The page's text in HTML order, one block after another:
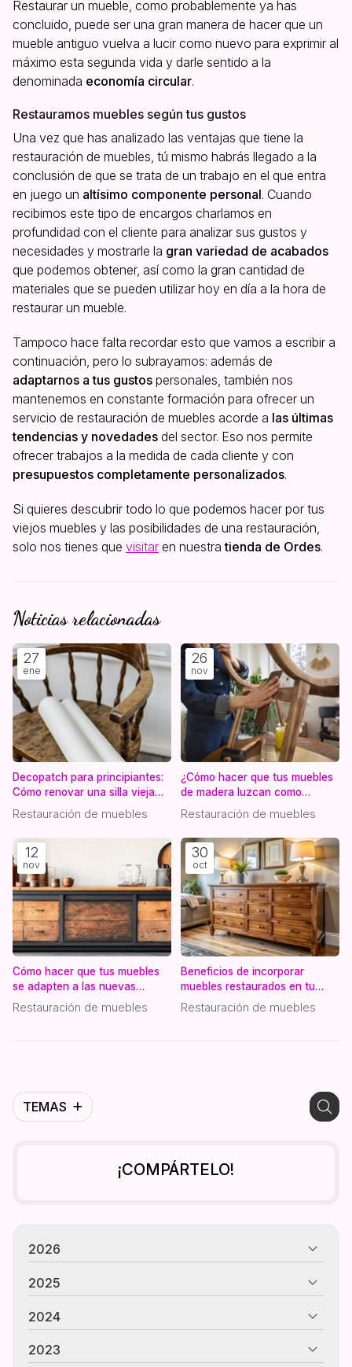
TEMAS
Restaurar un mueble, como probablemente ya has
concluido, puede ser una gran manera de hacer que un
mueble antiguo vuelva a lucir como nuevo para exprimir al
máximo esta segunda vida y darle sentido a la
denominada economía circular.
Restauramos muebles según tus gustos
Una vez que has analizado las ventajas que tiene la
restauración de muebles, tú mismo habrás llegado a la
conclusión de que se trata de un trabajo en el que entra
en juego un altísimo componente personal. Cuando
recibimos este tipo de encargos charlamos en
profundidad con el cliente para analizar sus gustos y
necesidades y mostrarle la gran variedad de acabados
que podemos obtener, así como la gran cantidad de
materiales que se pueden utilizar hoy en día a la hora de
restaurar un mueble.
Tampoco hace falta recordar esto que vamos a escribir a
continuación, pero lo subrayamos: además de
adaptarnos a tus gustos personales, también nos
mantenemos en constante formación para ofrecer un
servicio de restauración de muebles acorde a las últimas
tendencias y novedades del sector. Eso nos permite
ofrecer trabajos a la medida de cada cliente y con
presupuestos completamente personalizados.
Si quieres descubrir todo lo que podemos hacer por tus
viejos muebles y las posibilidades de una restauración,
solo nos tienes que visitar en nuestratienda de Ordes.
Noticias relacionadas
27
ene
Decopatch para principiantes:
Cómo renovar una silla vieja
paso a paso
Restauración de muebles
26
nov
¿Cómo hacer que tus muebles
de madera luzcan como
nuevos?
Restauración de muebles
12
nov
Cómo hacer que tus muebles
se adapten a las nuevas
tendencias a través de la
Restauración de muebles
30
oct
Beneficios de incorporar
muebles restaurados en tu
decoración interior
Restauración de muebles
¡COMPÁRTELO!
2026
2025
2024
2023